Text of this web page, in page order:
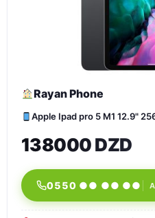
Rayan Phone
Apple Ipad pro 5 M1 12.9"
138000 DZD
0550 ●● ●● ●●